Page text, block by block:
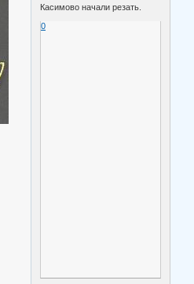
Касимово начали резать.
0